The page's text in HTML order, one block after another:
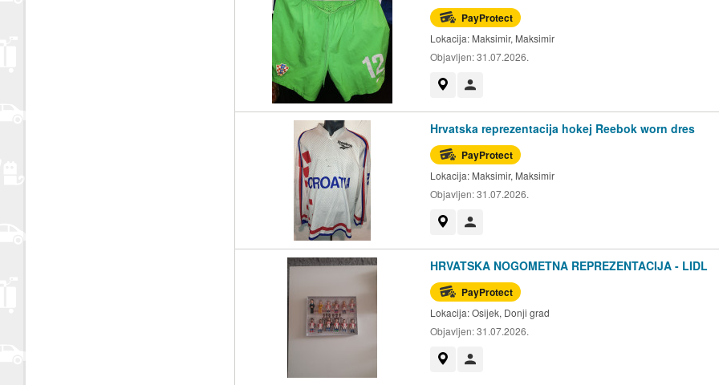
PayProtect
Lokacija: Maksimir, Maksimir
Objavljen:31.07.2026.
Hrvatska reprezentacija hokej Reebok worn dres
PayProtect
Lokacija: Maksimir, Maksimir
Objavljen:31.07.2026.
HRVATSKA NOGOMETNA REPREZENTACIJA - LIDL
PayProtect
Lokacija:Osijek, Donji grad
Objavljen:31.07.2026.